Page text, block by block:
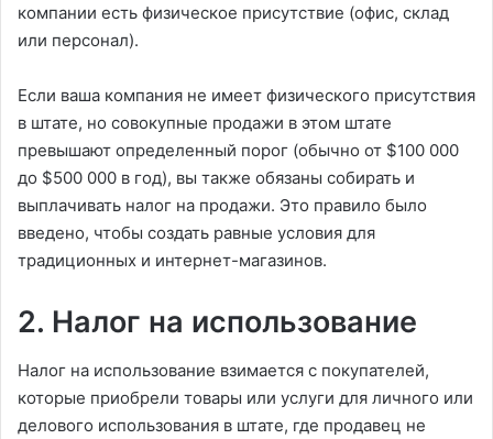
компании есть физическое присутствие (офис, склад
или персонал).
Если ваша компания не имеет физического присутствия
в штате, но совокупные продажи в этом штате
превышают определенный порог (обычно от $100 000
до $500 000 в год), вы также обязаны собирать и
выплачивать налог на продажи. Это правило было
введено, чтобы создать равные условия для
традиционных и интернет-магазинов.
2. Налог на использование
Налог на использование взимается с покупателей,
которые приобрели товары или услуги для личного или
делового использования в штате, где продавец не